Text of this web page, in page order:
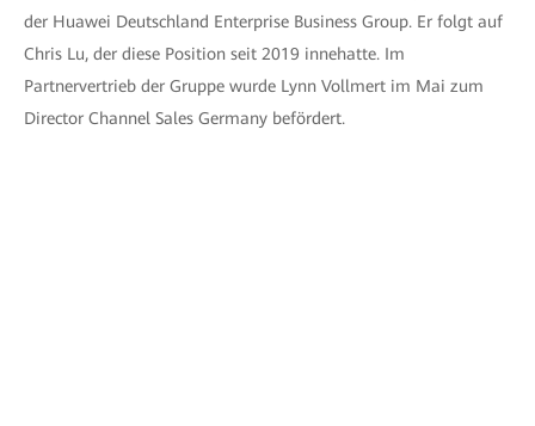
der Huawei Deutschland Enterprise Business Group. Er folgt auf
Chris Lu, der diese Position seit 2019 innehatte. Im
Partnervertrieb der Gruppe wurde Lynn Vollmert im Mai zum
Director Channel Sales Germany befördert.